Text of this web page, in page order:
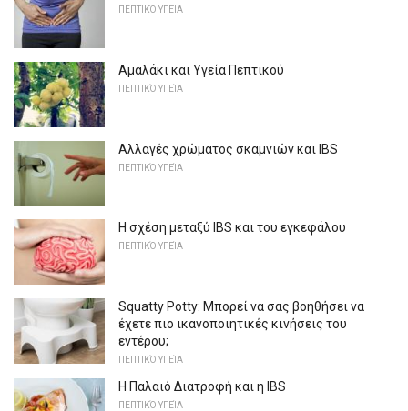
ΠΕΠΤΙΚΌ ΥΓΕΊΑ
Αμαλάκι και Υγεία Πεπτικού
ΠΕΠΤΙΚΌ ΥΓΕΊΑ
Αλλαγές χρώματος σκαμνιών και IBS
ΠΕΠΤΙΚΌ ΥΓΕΊΑ
Η σχέση μεταξύ IBS και του εγκεφάλου
ΠΕΠΤΙΚΌ ΥΓΕΊΑ
Squatty Potty: Μπορεί να σας βοηθήσει να
έχετε πιο ικανοποιητικές κινήσεις του
εντέρου;
ΠΕΠΤΙΚΌ ΥΓΕΊΑ
Η Παλαιό Διατροφή και η IBS
ΠΕΠΤΙΚΌ ΥΓΕΊΑ